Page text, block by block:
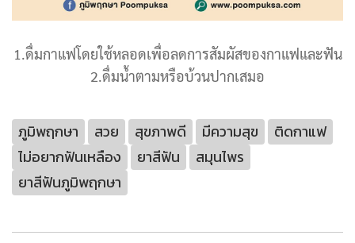
1.ดื่มกาแฟโดยใช้หลอดเพื่อลดการสัมผัสของกาแฟและฟัน
2.ดื่มน้ำตามหรือบ้วนปากเสมอ
ภูมิพฤกษา สวย สุขภาพดี มีความสุข
ติดกาแฟ
ไม่อยากฟันเหลือง
ยาสีฟัน
สมุนไพร
ยาสีฟันภูมิพฤกษา